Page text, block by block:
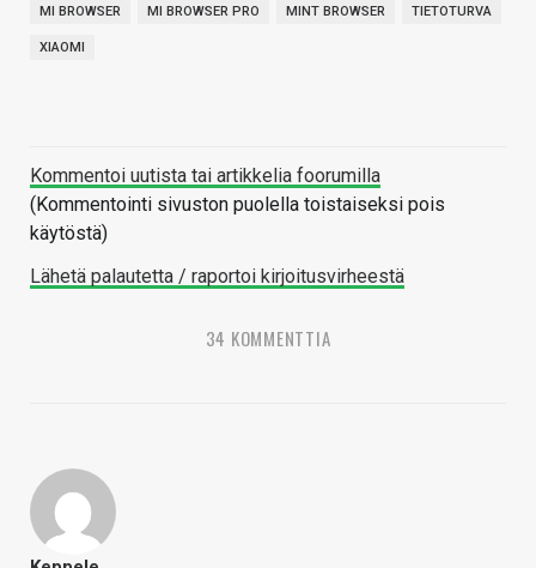
MI BROWSER MI BROWSER PRO MINT BROWSER TIETOTURVA
XIAOMI
Kommentoi uutista tai artikkelia foorumilla
(Kommentointi sivuston puolella toistaiseksi pois
käytöstä)
Lähetä palautetta / raportoi kirjoitusvirheestä
34 KOMMENTTIA